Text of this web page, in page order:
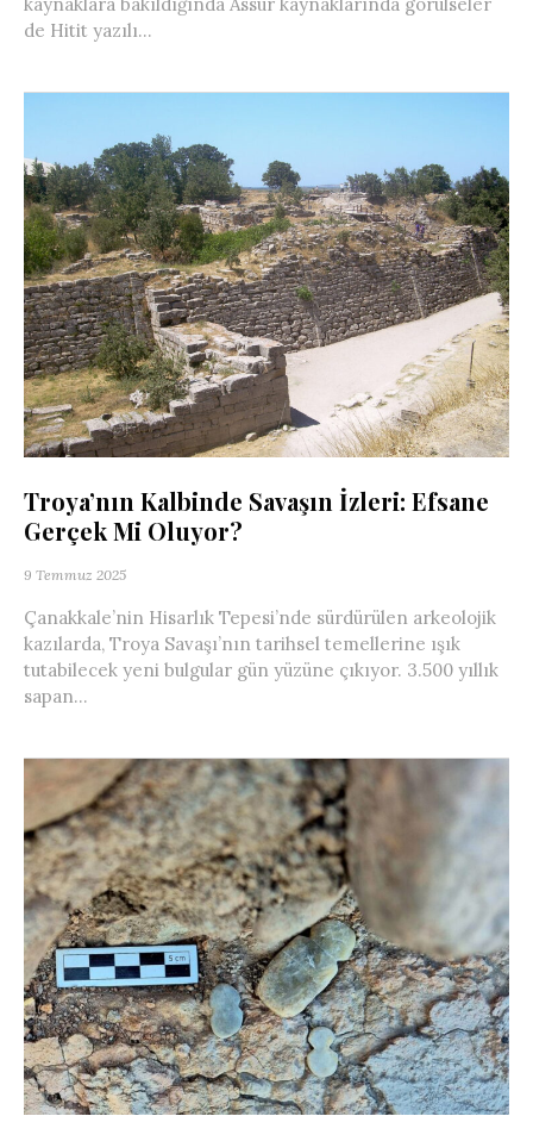
de Hitit yazılı...
Troya’nın Kalbinde Savaşın İzleri: Efsane
Gerçek Mi Oluyor?
9 Temmuz 2025
Çanakkale’nin Hisarlık Tepesi’nde sürdürülen arkeolojik
kazılarda, Troya Savaşı’nın tarihsel temellerine ışık
tutabilecek yeni bulgular gün yüzüne çıkıyor. 3.500 yıllık
sapan...